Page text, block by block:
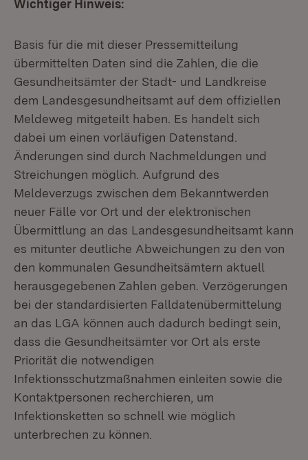
Wichtiger Hinweis:
Basis für die mit dieser Pressemitteilung
übermittelten Daten sind die Zahlen, die die
Gesundheitsämter der Stadt- und Landkreise
dem Landesgesundheitsamt auf dem offiziellen
Meldeweg mitgeteilt haben. Es handelt sich
dabei um einen vorläufigen Datenstand.
Änderungen sind durch Nachmeldungen und
Streichungen möglich. Aufgrund des
Meldeverzugs zwischen dem Bekanntwerden
neuer Fälle vor Ort und der elektronischen
Übermittlung an das Landesgesundheitsamt kann
es mitunter deutliche Abweichungen zu den von
den kommunalen Gesundheitsämtern aktuell
herausgegebenen Zahlen geben. Verzögerungen
bei der standardisierten Falldatenübermittelung
an das LGA können auch dadurch bedingt sein,
dass die Gesundheitsämter vor Ort als erste
Priorität die notwendigen
Infektionsschutzmaßnahmen einleiten sowie die
Kontaktpersonen recherchieren, um
Infektionsketten so schnell wie möglich
unterbrechen zu können.